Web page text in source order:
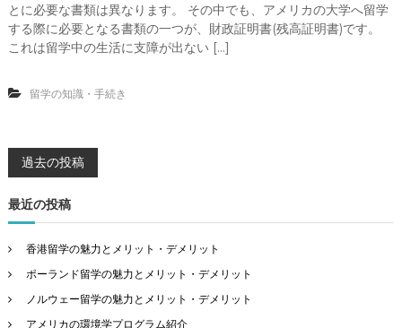
とに必要な書類は異なります。 その中でも、アメリカの大学へ留学
する際に必要となる書類の一つが、財政証明書(残高証明書)です。
これは留学中の生活に支障が出ない […]
留学の知識・手続き
投
稿
ナ
ビ
過去の投稿
最近の投稿
香港留学の魅力とメリット・デメリット
ポーランド留学の魅力とメリット・デメリット
ノルウェー留学の魅力とメリット・デメリット
アメリカの環境学プログラム紹介